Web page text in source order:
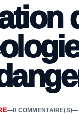
—0 COMMENTAIRE(S)—